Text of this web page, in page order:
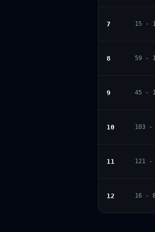
7 15 -
8 59 -
9 45 -
10 103 -
11 121 -
12 16 -